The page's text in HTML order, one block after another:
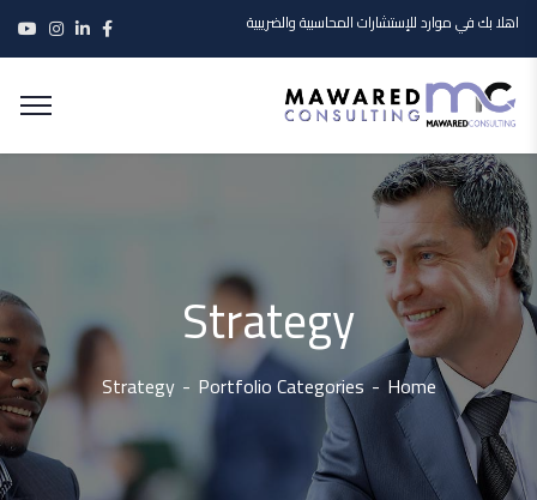
اهلا بك في موارد للإستشارات المحاسبية والضريبية
Strategy
Home
Portfolio Categories
Strategy